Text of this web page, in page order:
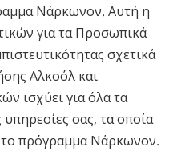
Νάρκωνον. Αυτή η
για τα Προσωπικά
σχετικά
Αλκοόλ και
ισχύει για όλα τα
υπηρεσίες σας, τα οποία
πρόγραμμα Νάρκωνον.